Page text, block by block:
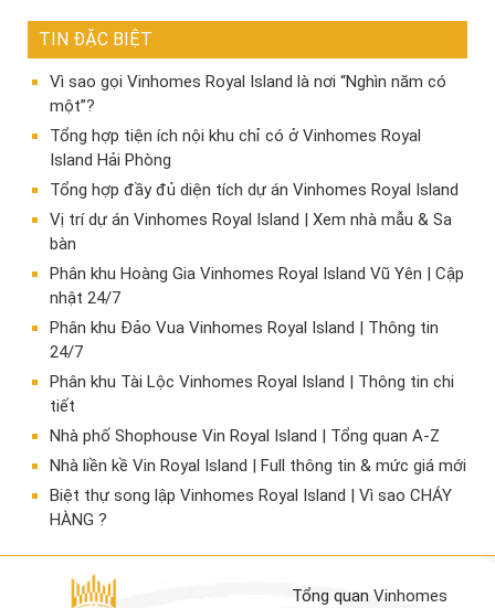
TIN ĐẶC BIỆT
Vì sao gọi Vinhomes Royal Island là nơi “Nghìn năm có
một”?
Tổng hợp tiện ích nội khu chỉ có ở Vinhomes Royal
Island Hải Phòng
Tổng hợp đầy đủ diện tích dự án Vinhomes Royal Island
Vị trí dự án Vinhomes Royal Island | Xem nhà mẫu & Sa
bàn
Phân khu Hoàng Gia Vinhomes Royal Island Vũ Yên | Cập
nhật 24/7
Phân khu Đảo Vua Vinhomes Royal Island | Thông tin
24/7
Phân khu Tài Lộc Vinhomes Royal Island | Thông tin chi
tiết
Nhà phố Shophouse Vin Royal Island | Tổng quan A-Z
Nhà liền kề Vin Royal Island | Full thông tin & mức giá mới
​Biệt thự song lập Vinhomes Royal Island | Vì sao CHÁY
HÀNG ?
Tổng quan Vinhomes